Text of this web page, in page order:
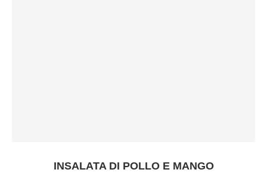
INSALATA DI POLLO E MANGO